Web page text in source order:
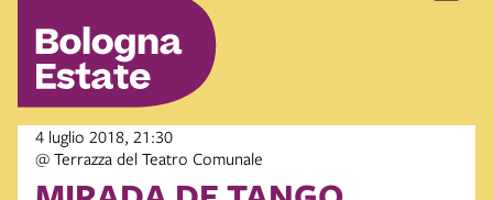
4 luglio 2018, 21:30
@ Terrazza del Teatro Comunale